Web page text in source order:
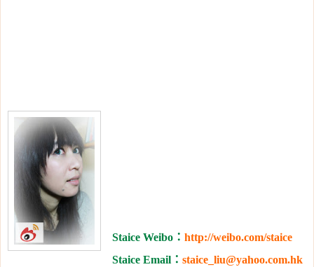
Staice Weibo： http://weibo.com/staice
Staice Email： staice_liu@yahoo.com.hk